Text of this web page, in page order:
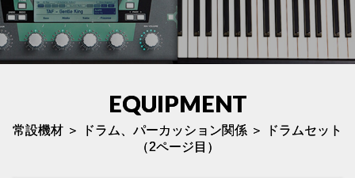
EQUIPMENT
常設機材 ＞ ドラム、パーカッション関係 ＞ ドラムセット
（2ページ目）